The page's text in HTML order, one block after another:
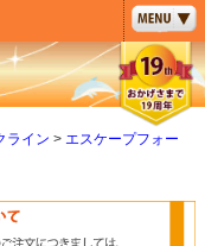
ライン
エスケープフォー
ペー
ジト
ップ
へ